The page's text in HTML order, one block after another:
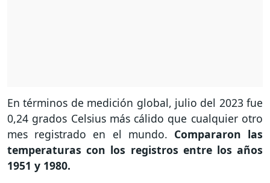
En términos de medición global, julio del 2023 fue
0,24 grados Celsius más cálido que cualquier otro
mes registrado en el mundo. Compararon las
temperaturas con los registros entre los años
1951 y 1980.